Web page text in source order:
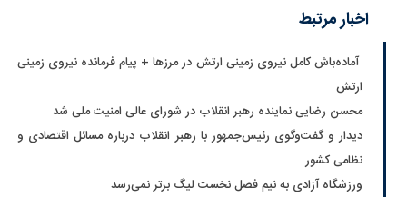
اخبار مرتبط
آماده‌باش کامل نیروی زمینی ارتش در مرزها + پیام فرمانده نیروی زمینی
ارتش
محسن رضایی نماینده رهبر انقلاب در شورای عالی امنیت ملی شد
دیدار و گفت‌وگوی رئیس‌جمهور با رهبر انقلاب درباره مسائل اقتصادی و
نظامی کشور
ورزشگاه آزادی به نیم فصل نخست لیگ برتر نمی‌رسد